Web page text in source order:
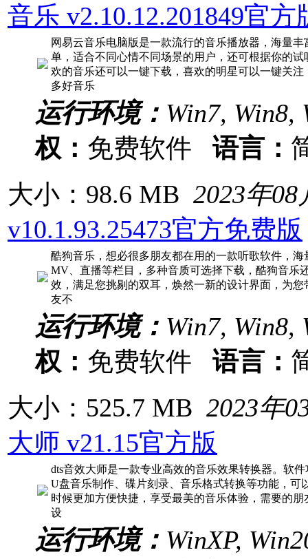
音乐 v2.10.12.201849官方
网易云音乐电脑版是一款流行的音乐播放器，海量
单，适合不同心情不同场景的用户，还可根据你的
欢的音乐还可以一键下载，喜欢的明星可以一键关
多好音乐
运行环境： Win7, Win8,
权： 免费软件 语言：
大小：98.6 MB 2023年08
v10.1.93.25473官方免费版
酷狗音乐，想必很多朋友都在用的一款听歌软件，
MV、直播等栏目，多种音质可选择下载，酷狗音乐
效，满足您挑剔的双耳，焕然一新的设计界面，为
友不
运行环境： Win7, Win8,
权： 免费软件 语言：
大小：525.7 MB 2023年
大师 v21.15官方版
dts音效大师是一款专业高效的音乐效果转换器。软
U盘音乐制作、碟片刻录、音乐格式转换等功能，可
时候更加方便快捷，享受最美的音乐体验，需要的
设
运行环境： WinXP,